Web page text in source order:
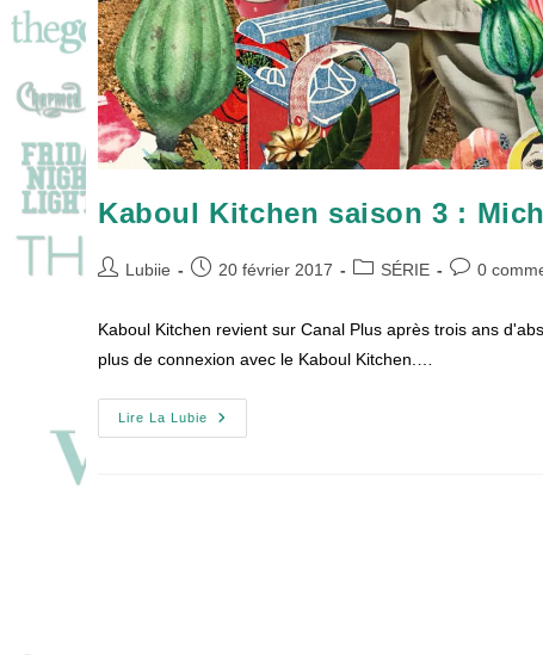
Kaboul Kitchen saison 3 :
Auteur/autrice
Lubiie
Publication
20 février 2017
PostSÉRIE 0
Kaboul Kitchen revient sur Canal Plus après trois ans
plus de connexion avec le Kaboul Kitchen.…
Lire La Lubie
Kaboul
Kitchen